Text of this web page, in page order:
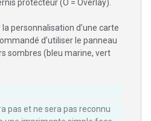
protecteur (O = Overlay).
personnalisation d’une carte
d’utiliser le panneau
sombres (bleu marine, vert
pas et ne sera pas reconnu